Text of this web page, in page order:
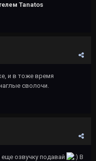
Tanatos
и в тоже время
сволочи.
озвучку подавай
В